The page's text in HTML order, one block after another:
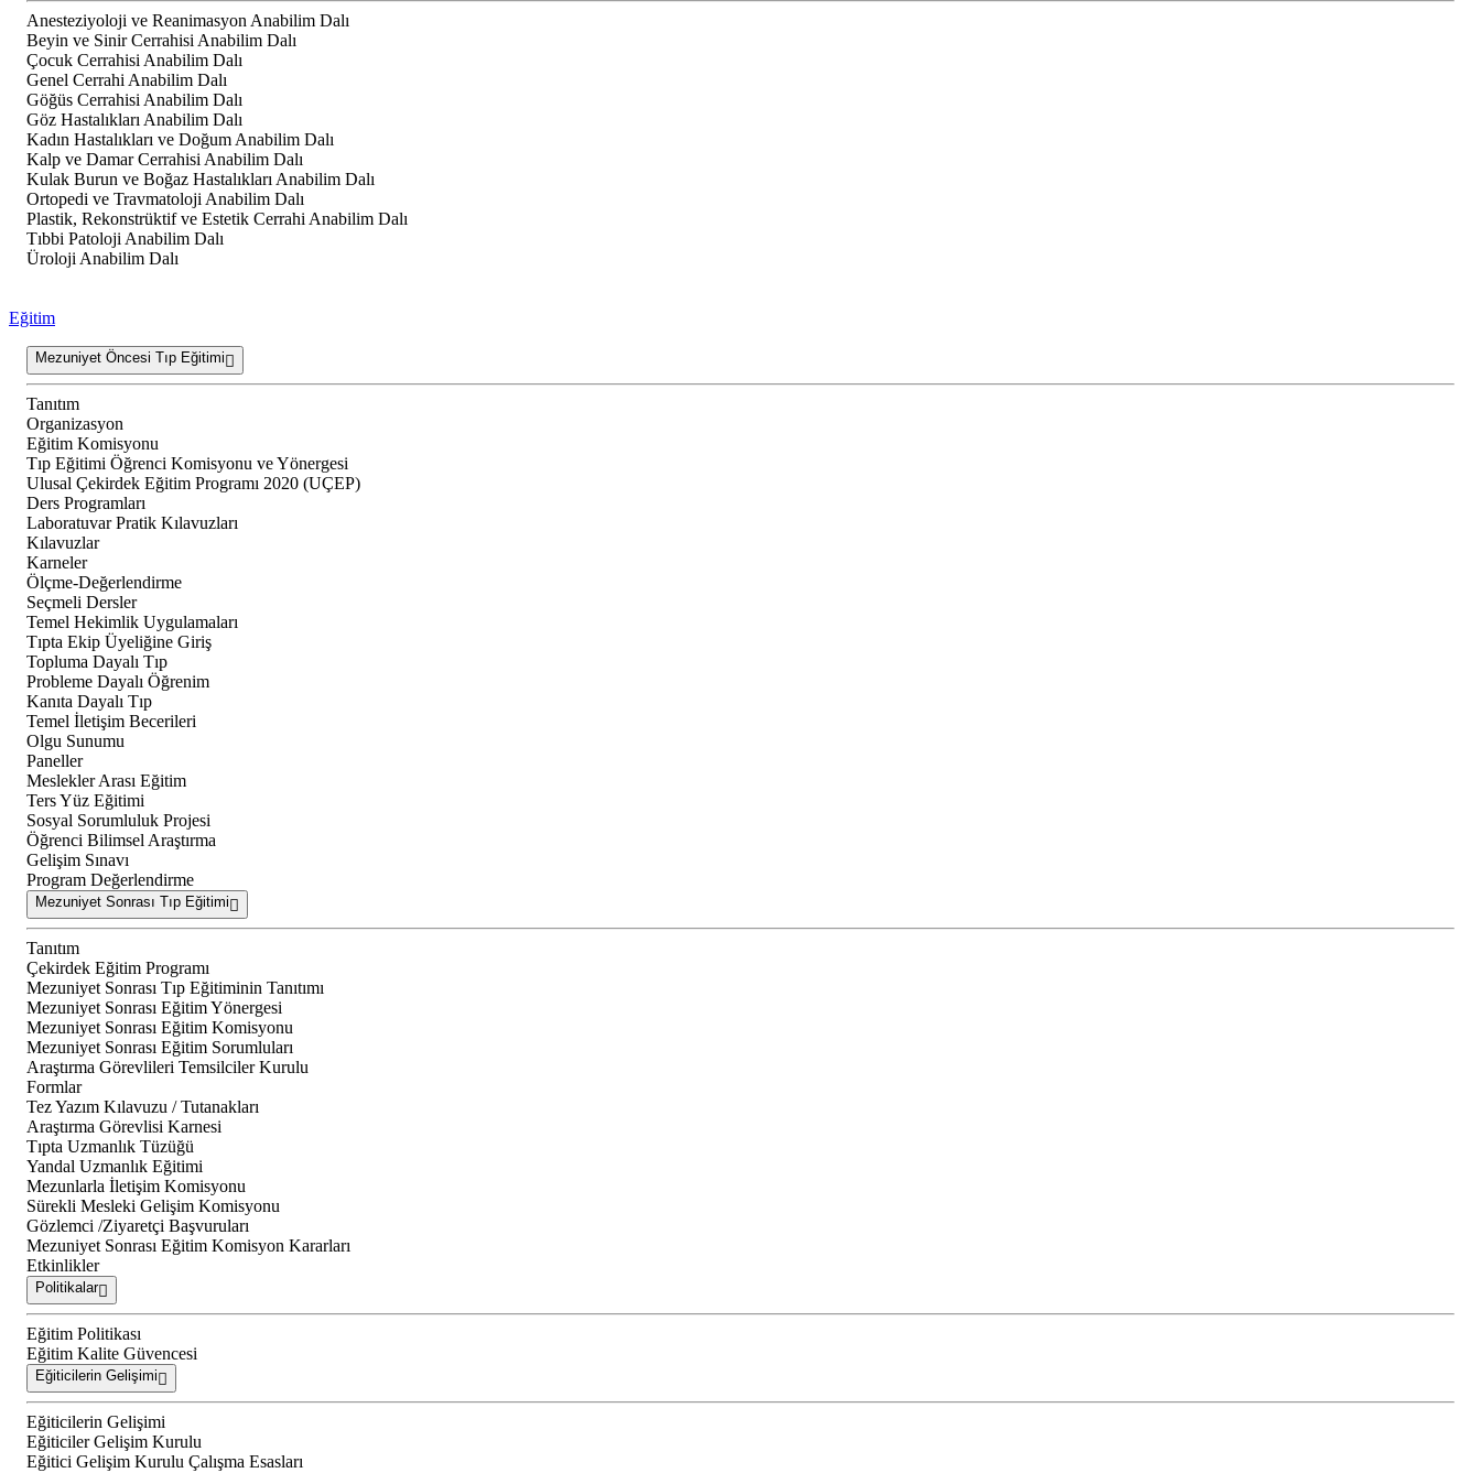
Anesteziyoloji ve Reanimasyon Anabilim Dalı
Beyin ve Sinir Cerrahisi Anabilim Dalı
Çocuk Cerrahisi Anabilim Dalı
Genel Cerrahi Anabilim Dalı
Göğüs Cerrahisi Anabilim Dalı
Göz Hastalıkları Anabilim Dalı
Kadın Hastalıkları ve Doğum Anabilim Dalı
Kalp ve Damar Cerrahisi Anabilim Dalı
Kulak Burun ve Boğaz Hastalıkları Anabilim Dalı
Ortopedi ve Travmatoloji Anabilim Dalı
Plastik, Rekonstrüktif ve Estetik Cerrahi Anabilim Dalı
Tıbbi Patoloji Anabilim Dalı
Üroloji Anabilim Dalı
Eğitim
Mezuniyet Öncesi Tıp Eğitimi
Tanıtım
Organizasyon
Eğitim Komisyonu
Tıp Eğitimi Öğrenci Komisyonu ve Yönergesi
Ulusal Çekirdek Eğitim Programı 2020 (UÇEP)
Ders Programları
Laboratuvar Pratik Kılavuzları
Kılavuzlar
Karneler
Ölçme-Değerlendirme
Seçmeli Dersler
Temel Hekimlik Uygulamaları
Tıpta Ekip Üyeliğine Giriş
Topluma Dayalı Tıp
Probleme Dayalı Öğrenim
Kanıta Dayalı Tıp
Temel İletişim Becerileri
Olgu Sunumu
Paneller
Meslekler Arası Eğitim
Ters Yüz Eğitimi
Sosyal Sorumluluk Projesi
Öğrenci Bilimsel Araştırma
Gelişim Sınavı
Program Değerlendirme
Mezuniyet Sonrası Tıp Eğitimi
Tanıtım
Çekirdek Eğitim Programı
Mezuniyet Sonrası Tıp Eğitiminin Tanıtımı
Mezuniyet Sonrası Eğitim Yönergesi
Mezuniyet Sonrası Eğitim Komisyonu
Mezuniyet Sonrası Eğitim Sorumluları
Araştırma Görevlileri Temsilciler Kurulu
Formlar
Tez Yazım Kılavuzu / Tutanakları
Araştırma Görevlisi Karnesi
Tıpta Uzmanlık Tüzüğü
Yandal Uzmanlık Eğitimi
Mezunlarla İletişim Komisyonu
Sürekli Mesleki Gelişim Komisyonu
Gözlemci /Ziyaretçi Başvuruları
Mezuniyet Sonrası Eğitim Komisyon Kararları
Etkinlikler
Politikalar
Eğitim Politikası
Eğitim Kalite Güvencesi
Eğiticilerin Gelişimi
Eğiticilerin Gelişimi
Eğiticiler Gelişim Kurulu
Eğitici Gelişim Kurulu Çalışma Esasları